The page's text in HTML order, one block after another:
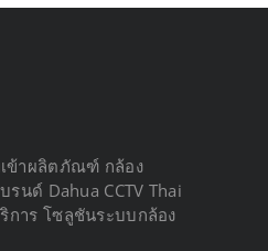
ข้าผลิตภัณฑ์ กล้อง
รนด์ Dahua CCTV Thai
การ โซลูชันระบบกล้อง